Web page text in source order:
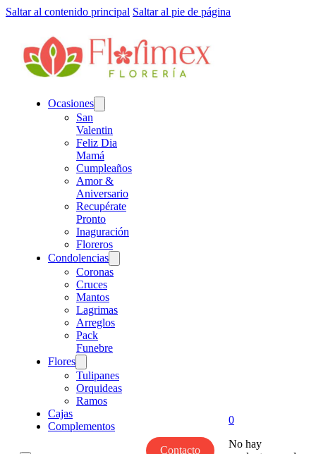
Saltar al contenido principal Saltar al pie de página
Ocasiones
San
Valentin
Feliz Dia
Mamá
Cumpleaños
Amor &
Aniversario
Recupérate
Pronto
Inaguración
Floreros
Condolencias
Coronas
Cruces
Mantos
Lagrimas
Arreglos
Pack
Funebre
Flores
Tulipanes
Orquideas
Ramos
Cajas
Complementos
Contacto
0
No hay